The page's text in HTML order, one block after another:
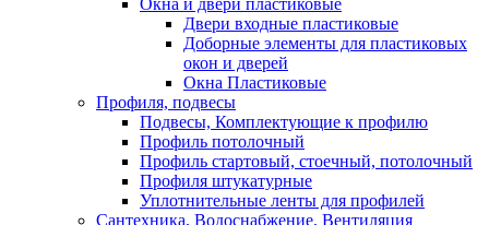
Окна и двери пластиковые
Двери входные пластиковые
Доборные элементы для пластиковых
окон и дверей
Окна Пластиковые
Профиля, подвесы
Подвесы, Комплектующие к профилю
Профиль потолочный
Профиль стартовый, стоечный, потолочный
Профиля штукатурные
Уплотнительные ленты для профилей
Сантехника, Водоснабжение, Вентиляция